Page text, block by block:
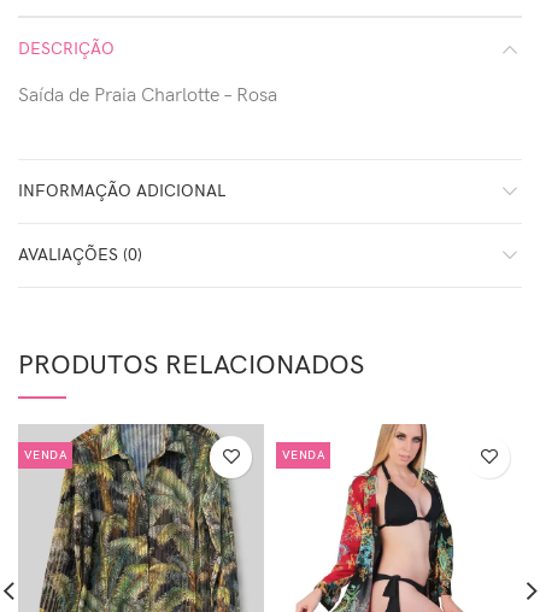
DESCRIÇÃO
Saída de Praia Charlotte – Rosa
INFORMAÇÃO ADICIONAL
AVALIAÇÕES (0)
PRODUTOS RELACIONADOS
VENDA VENDA